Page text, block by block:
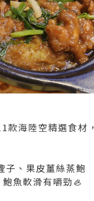
海陸空精選食材，
子、果皮薑絲蒸鮑
魚軟滑有嚼勁🦪